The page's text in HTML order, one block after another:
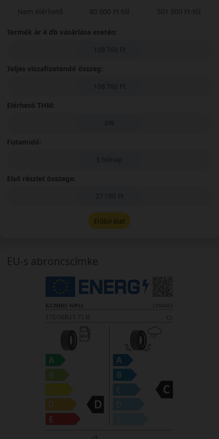
Nem elérhető
80 000 Ft-tól
501 000 Ft-tól
Termék ár 4 db vásárlása esetén:
108 760 Ft
Teljes viszafizetendő összeg:
108 760 Ft
Elérhető THM:
0%
Futamidő:
3 hónap
Első részlet összege:
27 190 Ft
Előbírálat
EU-s abroncscímke